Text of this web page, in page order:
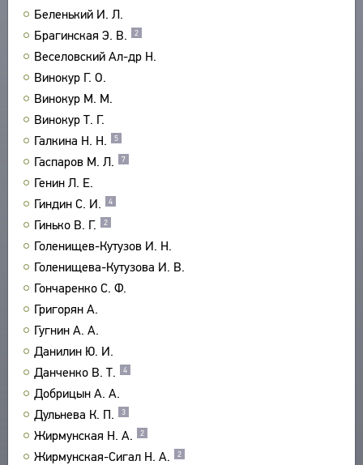
Беленький И. Л.
Брагинская Э. В.
2
Веселовский Ал-др Н.
Винокур Г. О.
Винокур М. М.
Винокур Т. Г.
Галкина Н. Н.
5
Гаспаров М. Л. 7
Генин Л. Е.
Гиндин С. И.
4
Гинько В. Г. 2
Голенищев-Кутузов И. Н.
Голенищева-Кутузова И. В.
Гончаренко С. Ф.
Григорян А.
Гугнин А. А.
Данилин Ю. И.
Данченко В. Т.
4
Добрицын А. А.
Дульнева К. П.
3
Жирмунская Н. А. 2
Жирмунская-Сигал Н. А. 2
ПРОИЗВЕДЕНИЯ
ИЗДАНИЯ
ЭНЦИКЛОПЕДИЯ
СЛОВНИК
ВСЕ БИОСПРАВКИ
ПОЭТЫ
ПЕРЕВОДЧИКИ
ИССЛЕДОВАТЕЛИ
ТЕЗАУРУС
СТРУКТУРА
УКАЗАТЕЛЬ ТЕРМИНОВ
ПОИСК
О ПРОЕКТЕ
КРАТКО О ПРОЕКТЕ
ЦЕЛИ ПРОЕКТА
ПОДСИСТЕМЫ
КОРПУС
БИБЛИОТЕКА
ЭНЦИКЛОПЕДИЯ
ТЕЗАУРУС
ФУНКЦИОНАЛЬНОСТЬ
УКАЗАТЕЛИ
ПОИСК
СОЗДАТЕЛИ ПРОЕКТА
ОБРАТНАЯ СВЯЗЬ
ПОЛЬЗОВАТЕЛЬСКОЕ СОГЛАШЕНИЕ
ЗАКЛАДКИ